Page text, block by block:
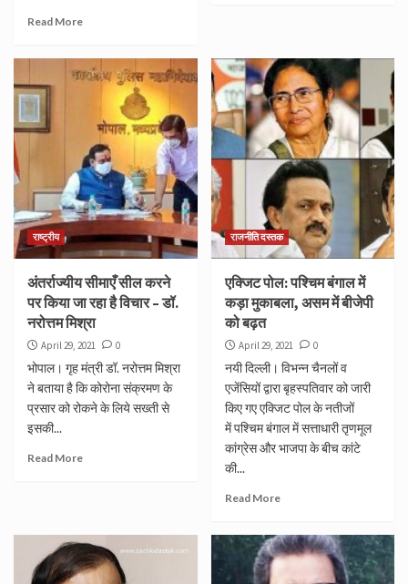
Read More
राष्ट्रीय
अंतर्राज्यीय सीमाएँ सील करने
पर किया जा रहा है विचार – डॉ.
नरोत्तम मिश्रा
April 29, 2021 0
भोपाल। गृह मंत्री डॉ. नरोत्तम मिश्रा
ने बताया है कि कोरोना संक्रमण के
प्रसार को रोकने के लिये सख्ती से
इसकी...
Read More
राजनीति दस्तक
एक्जिट पोल: पश्चिम बंगाल में
कड़ा मुकाबला, असम में बीजेपी
को बढ़त
April 29, 2021 0
नयी दिल्ली। विभन्न चैनलों व
एजेंसियों द्वारा बृहस्पतिवार को जारी
किए गए एक्जिट पोल के नतीजों
में पश्चिम बंगाल में सत्ताधारी तृणमूल
कांग्रेस और भाजपा के बीच कांटे
की...
Read More